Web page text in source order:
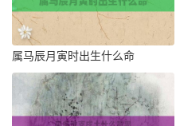
属马辰月寅时出生什么命